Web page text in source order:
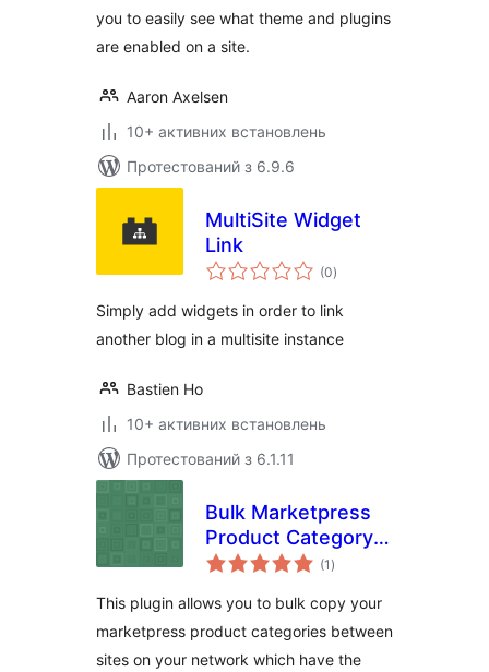
you to easily see what theme and plugins
are enabled on a site.
Aaron Axelsen
10+ активних встановлень
Протестований з 6.9.6
MultiSite Widget
Link
(0загальний
рейтинг
)
Simply add widgets in order to link
another blog in a multisite instance
Bastien Ho
10+ активних встановлень
Протестований з 6.1.11
Bulk Marketpress
Product Category
Copier
(1 загальний
рейтинг
)
This plugin allows you to bulk copy your
marketpress product categories between
sites on your network which have the